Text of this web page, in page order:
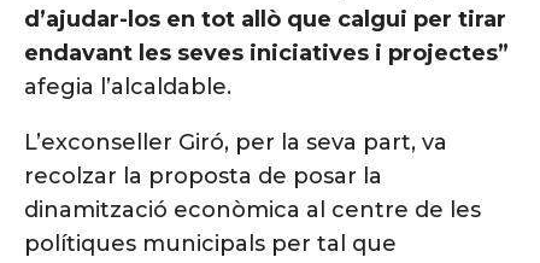
d’ajudar-los en tot allò que calgui per tirar
endavant les seves iniciatives i projectes”
afegia l’alcaldable.
L’exconseller Giró, per la seva part, va
recolzar la proposta de posar la
dinamització econòmica al centre de les
polítiques municipals per tal que